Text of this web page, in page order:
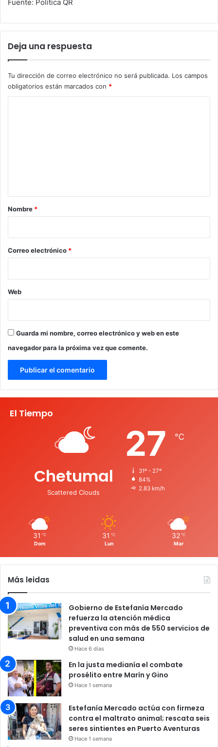
Fuente: Política QR
Deja una respuesta
Tu dirección de correo electrónico no será publicada. Los campos
obligatorios están marcados con *
r
*
Nombre *
Correo electrónico *
Web
Guarda mi nombre, correo electrónico y web en este
navegador para la próxima vez que comente.
El Tiempo
Chetumal
Scattered Clouds
27 ℃
31º - 27º
84%
2.83 km/h
31 ℃
Dom
31 ℃
Lun
32 ℃
Mar
Más leidas
Gobierno de Estefanía Mercado
refuerza la atención médica
preventiva con más de 550 servicios de
salud en una semana
Hace 6 días
En la justa medianía el combate
prosélito entre Marín y Gino
Hace 1 semana
Estefanía Mercado actúa con firmeza
contra el maltrato animal; rescata seis
seres sintientes en Puerto Aventuras
Hace 1 semana